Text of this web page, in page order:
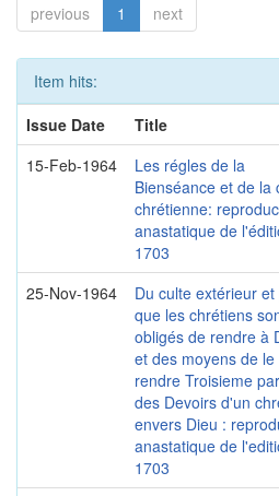
previous 1 next
Item hits:
Issue Date
Title
15-Feb-1964
Les régles de la
Bienséance et de la
chrétienne:
anastatique de
1703
25-Nov-1964
Du culte extérieur
que les chrétiens
obligés de rendre à
et des moyens de le
rendre Troisieme
des Devoirs d'un
envers Dieu :
anastatique de
1703